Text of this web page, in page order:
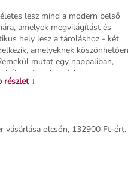
lesz mind a modern belső
amelyek megvilágítást és
hely lesz a tároláshoz - két
amelyeknek köszönhetően
mutat egy nappaliban,
Ez a komód egy
kopásálló laminált táblájából
- Anyaga: DTD fóliázott, MDF
fehér - Mérete: 96,2 x 48,5 x
részlet ↓
vásárlása olcsón, 132900 Ft-ért.